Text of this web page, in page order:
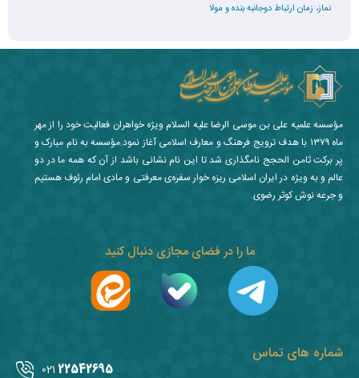
نماز، زمان ارتباط دوجانبه بنده و مولا
شماره های تماس
22542695
021
ما را در فضای مجازی دنبال کنید
مؤسسه علمیه علی بن موسی الرضا علیه السلام ویژه خواهران فعالیت خود را از مهر
ماه ۱۳۷۹ با هدف ترویج فرهنگ و معارف اسلامی آغاز نمود.مؤسسه به نام مبارک و
پر برکت ثامن الحجج نامگذاری شد تا این نام نشانی باشد از آن که همه ما در دو
عالم و به ویژه در ایران اسلامی ریزه خوار سفره‌ی معرفتی و مادی امام رئوف هستیم
و جرعه نوش کوثر رضوی.